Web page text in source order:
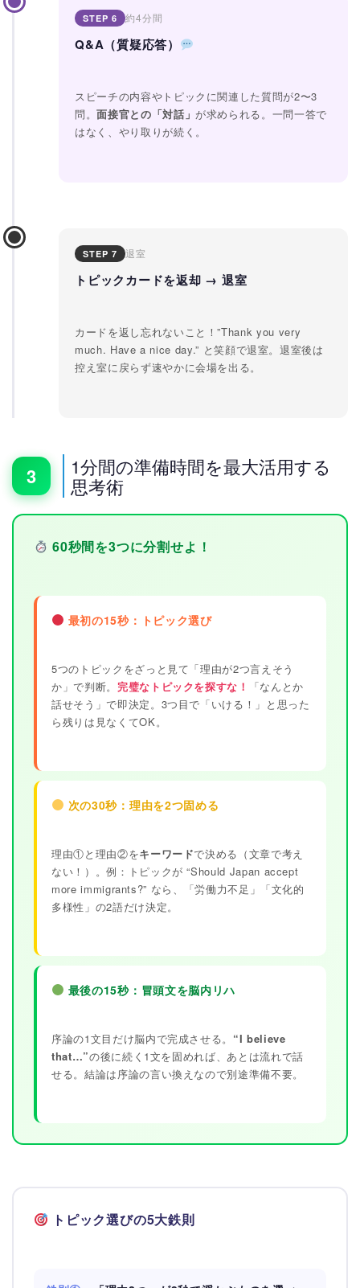
STEP 6 約4分間
Q&A（質疑応答）
スピーチの内容やトピックに関連した質問が2〜3
問。面接官との「対話」 が求められる。一問一答で
はなく、やり取りが続く。
STEP 7 退室
トピックカードを返却 → 退室
カードを返し忘れないこと！”Thank you very
much. Have a nice day.” と笑顔で退室。退室後は
控え室に戻らず速やかに会場を出る。
3
1分間の準備時間を最大活用する
思考術
60秒間を3つに分割せよ！
最初の15秒：トピック選び
5つのトピックをざっと見て「理由が2つ言えそう
か」で判断。 完璧なトピックを探すな！
「なんとか
話せそう」で即決定。3つ目で「いける！」と思った
ら残りは見なくてOK。
次の30秒：理由を2つ固める
理由①と理由②をキーワードで決める（文章で考え
ない！）。例：トピックが “Should Japan accept
more immigrants?” なら、「労働力不足」「文化的
多様性」の2語だけ決定。
最後の15秒：冒頭文を脳内リハ
序論の1文目だけ脳内で完成させる。 “I believe
that…”の後に続く1文を固めれば、あとは流れで話
せる。結論は序論の言い換えなので別途準備不要。
トピック選びの5大鉄則